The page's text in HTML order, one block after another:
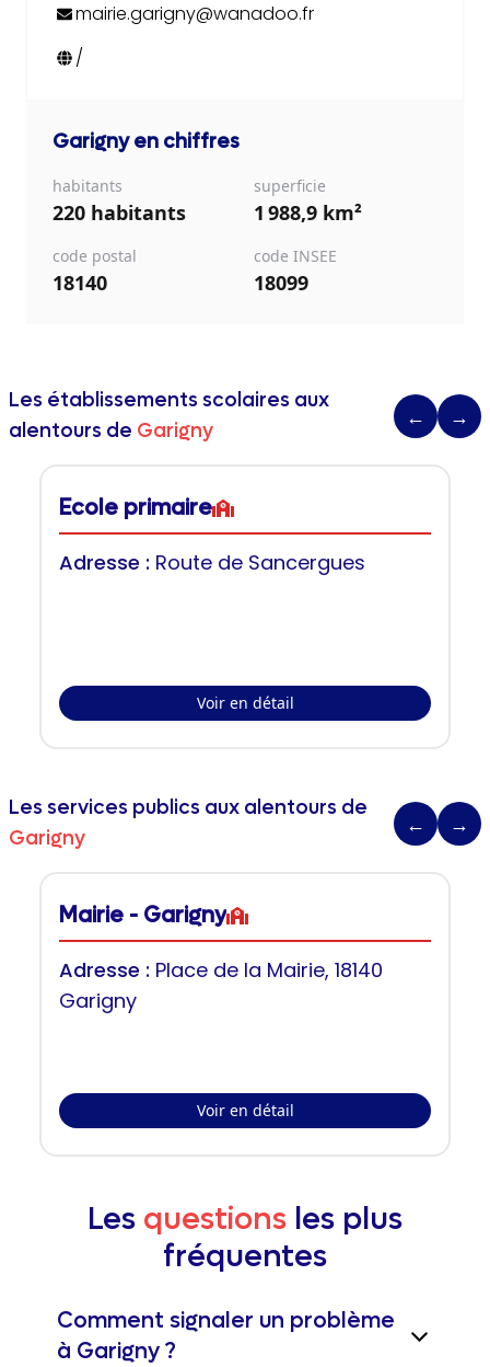
mairie.garigny@wanadoo.fr
/
Garignyen chiffres
habitants
220 habitants
superficie
1 988,9 km²
code postal
18140
code INSEE
18099
Les établissements scolaires aux
alentours de Garigny
← →
Ecole primaire
Adresse : Route de Sancergues
Voir en détail
Les services publics aux alentours de
Garigny
← →
Mairie - Garigny
Adresse : Place de la Mairie, 18140
Garigny
Voir en détail
Les questions les plus
fréquentes
Comment signaler un problème
à Garigny ?